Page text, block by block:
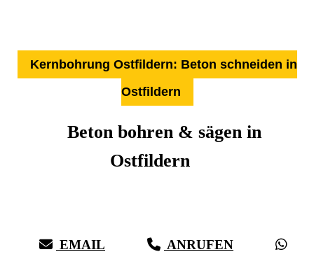
Kernbohrung Ostfildern: Beton schneiden in
Ostfildern
Beton bohren & sägen in
Ostfildern
EMAIL ANRUFEN